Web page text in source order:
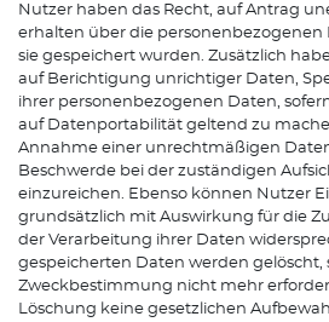
Nutzer haben das Recht, auf Antrag
erhalten über die personenbezogenen
sie gespeichert wurden. Zusätzlich
auf Berichtigung unrichtiger Daten,
ihrer personenbezogenen Daten,
auf Datenportabilität geltend zu
Annahme einer unrechtmäßigen
Beschwerde bei der zuständigen
einzureichen. Ebenso können Nutzer
grundsätzlich mit Auswirkung für die
der Verarbeitung ihrer Daten
gespeicherten Daten werden gelöscht,
Zweckbestimmung nicht mehr
Löschung keine gesetzlichen